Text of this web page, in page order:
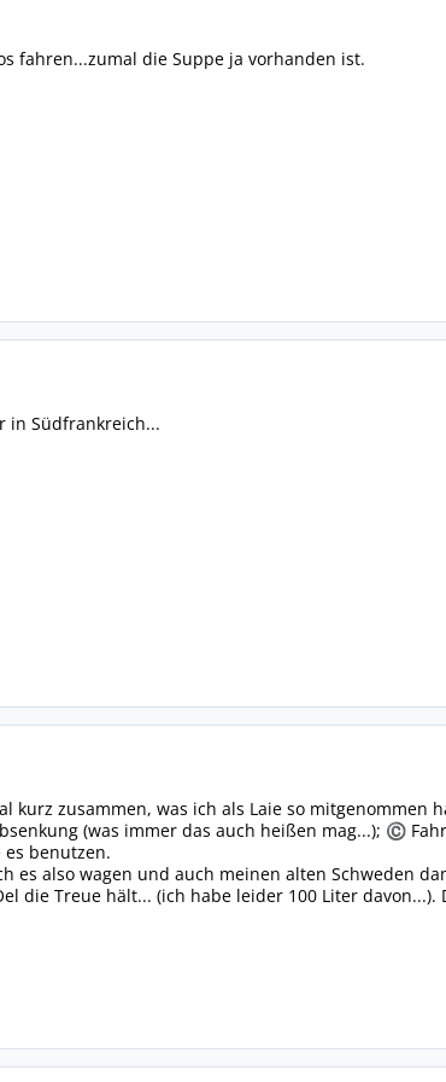
fahren...zumal die Suppe ja vorhanden ist.
in Südfrankreich...
kurz zusammen, was ich als Laie so mitgenommen
(was immer das auch heißen mag...); ©
benutzen.
es also wagen und auch meinen alten Schweden
die Treue hält... (ich habe leider 100 Liter